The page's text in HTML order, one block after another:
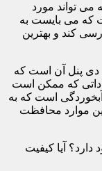
می تواند مورد
که می بایست به
کند و بهترین
دی پنل آن است که
که ممکن است
آبخوردگی است که به
این موارد محافظت
آیا کیفیت